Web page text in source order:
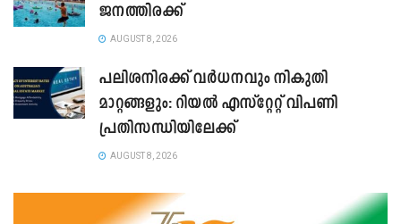
ജനത്തിരക്ക്
AUGUST 8, 2026
പലിശനിരക്ക് വർധനവും നികുതി
മാറ്റങ്ങളും: റിയൽ എസ്റ്റേറ്റ് വിപണി
പ്രതിസന്ധിയിലേക്ക്
AUGUST 8, 2026